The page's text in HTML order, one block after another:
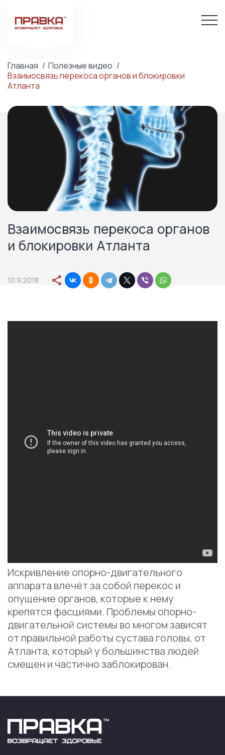
Главная
Полезные видео
Взаимосвязь перекоса органов и блокировки
Атланта
Взаимосвязь перекоса органов
и блокировки Атланта
10.9.2018
Искривление опорно-двигательного
аппарата влечёт за собой перекос и
опущение органов, которые к нему
крепятся фасциями. Проблемы опорно-
двигательной системы во многом зависят
от правильной работы сустава головы, от
Атланта, который у большинства людей
смещен и частично заблокирован.